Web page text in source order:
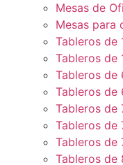
Mesas de
Mesas para
Tableros de
Tableros de
Tableros de
Tableros
Tableros de
Tableros de
Tableros de
Tableros de